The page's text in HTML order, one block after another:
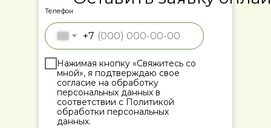
Телефон
+7
Нажимая кнопку «Свяжитесь со
мной», я подтверждаю свое
согласие на обработку
персональных данных в
соответствии с Политикой
обработки персональных
данных.